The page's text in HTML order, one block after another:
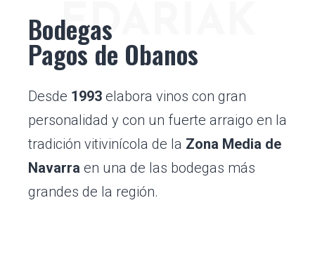
EDARIAK
Bodegas
Pagos de Obanos
Desde 1993 elabora vinos con gran
personalidad y con un fuerte arraigo en la
tradición vitivinícola de la Zona Media de
Navarra en una de las bodegas más
grandes de la región.